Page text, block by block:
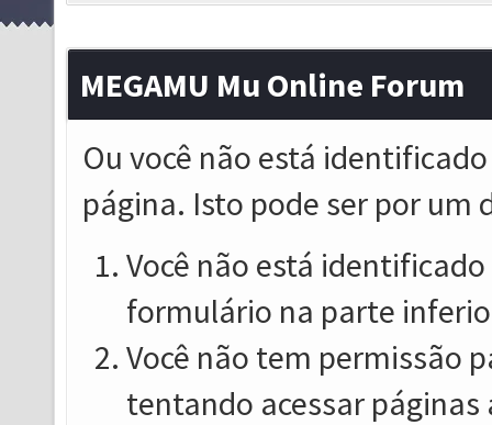
MEGAMU Mu Online Forum
Ou você não está
página. Isto pode ser por um
Você não está
formulário na parte
Você não tem permissão
tentando acessar